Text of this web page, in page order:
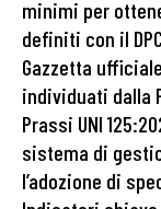
minimi per
definiti con il
Gazzetta
individuati dalla
Prassi UNI
sistema di
l’adozione di